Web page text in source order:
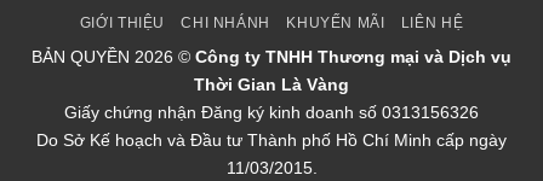
GIỚI THIỆU CHI NHÁNH KHUYẾN MÃI LIÊN HỆ
BẢN QUYỀN 2026 © Công ty TNHH Thương mại và Dịch vụ
Thời Gian Là Vàng
Giấy chứng nhận Đăng ký kinh doanh số 0313156326
Do Sở Kế hoạch và Đầu tư Thành phố Hồ Chí Minh cấp ngày
11/03/2015.